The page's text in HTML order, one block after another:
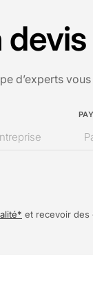
d’experts
et recevoir des